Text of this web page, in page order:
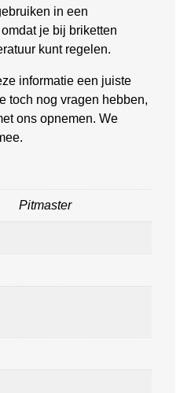
in een
je bij briketten
kunt regelen.
informatie een juiste
toch nog vragen hebben,
ons opnemen. We
Pitmaster